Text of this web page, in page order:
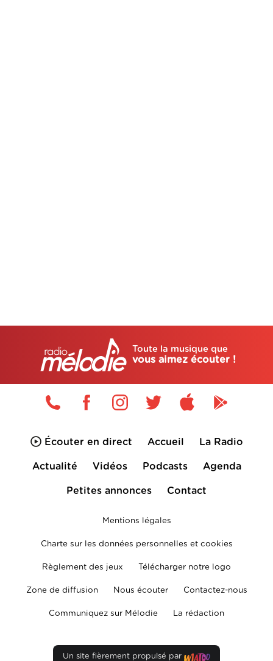
Toute la musique que
vous aimez écouter !
Écouter en direct Accueil La Radio
Actualité Vidéos Podcasts Agenda
Petites annonces Contact
Mentions légales
Charte sur les données personnelles et cookies
Règlement des jeux Télécharger notre logo
Zone de diffusion Nous écouter Contactez-nous
Communiquez sur Mélodie La rédaction
Un site fièrement propulsé par